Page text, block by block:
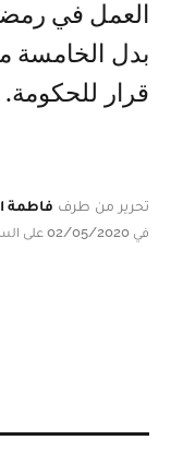
العمل في
بدل الخامسة
قرار للحكومة.
تحرير من طرف فاطمة
في 02/05/2020 على الساعة 18:37